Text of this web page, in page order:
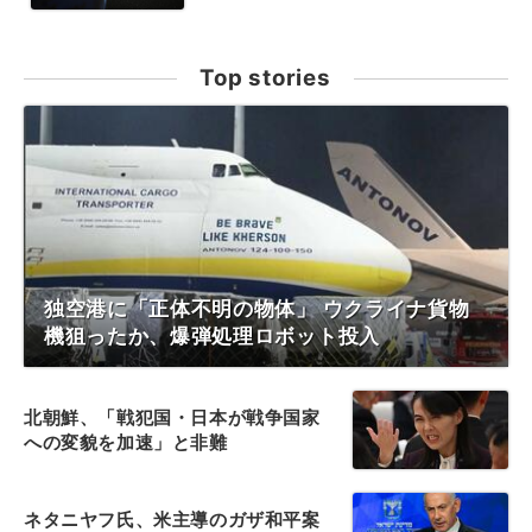
Top stories
独空港に「正体不明の物体」 ウクライナ貨物
機狙ったか、爆弾処理ロボット投入
北朝鮮、「戦犯国・日本が戦争国家
への変貌を加速」と非難
ネタニヤフ氏、米主導のガザ和平案